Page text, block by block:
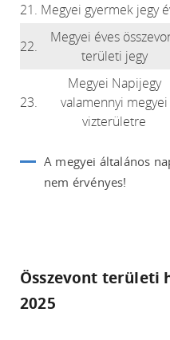
21. Megyei gyermek jegy
22.
Megyei éves
területi jegy
23.
Megyei Napijegy
valamennyi megyei
vizterületre
A megyei általános
nem érvényes!
Összevont területi
2025